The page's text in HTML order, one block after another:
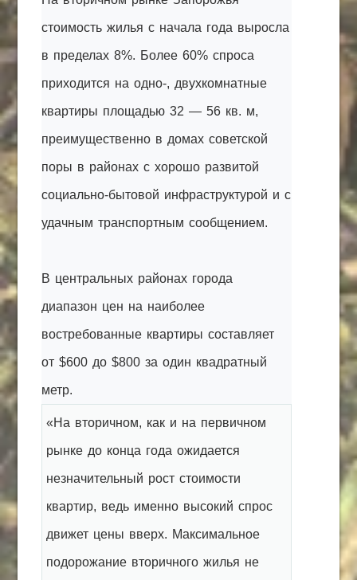
стоимость жилья с начала года выросла
в пределах 8%. Более 60% спроса
приходится на одно-, двухкомнатные
квартиры площадью 32 — 56 кв. м,
преимущественно в домах советской
поры в районах с хорошо развитой
социально-бытовой инфраструктурой и с
удачным транспортным сообщением.
В центральных районах города
диапазон цен на наиболее
востребованные квартиры составляет
от $600 до $800 за один квадратный
метр.
«На вторичном, как и на первичном
рынке до конца года ожидается
незначительный рост стоимости
квартир, ведь именно высокий спрос
движет цены вверх. Максимальное
подорожание вторичного жилья не